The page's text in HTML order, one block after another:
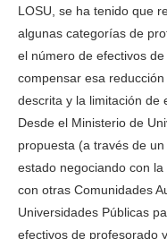
LOSU, se ha tenido que
algunas categorías de
el número de efectivos
compensar esa
descrita y la limitación de
Desde el Ministerio de
propuesta (a través de
estado negociando con
con otras Comunidades
Universidades Públicas
efectivos de profesorado